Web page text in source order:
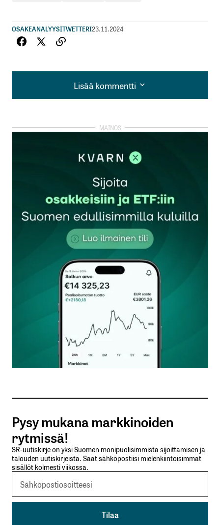
OSAKEANALYYSITWETTERI23.11.2024
Lisää kommentti
Lisää kommentti
kirjautua
rekisteröityä
Sähköpostiosoitettasi ei julkaista.Pakolliset
kentät on merkitty*
Kommentti*
Nimesi tai nimimerkkisi
Sähköpostiosoitteesi
Tilaa SalkunRakentajan uutiskirje
Lähetä kommentti
Pysy mukana markkinoiden
rytmissä!
SR-uutiskirje on yksi Suomen monipuolisimmista sijoittamisen ja
talouden uutiskirjeistä. Saat sähköpostiisi mielenkiintoisimmat
sisällöt kolmesti viikossa.